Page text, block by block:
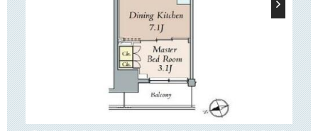
「クレストコート本郷三丁目」は大通りから少し奥に入った位置に建っ
近隣にはコンビニやスーパー「マルエツ」「まいばすけっと」、郵便局